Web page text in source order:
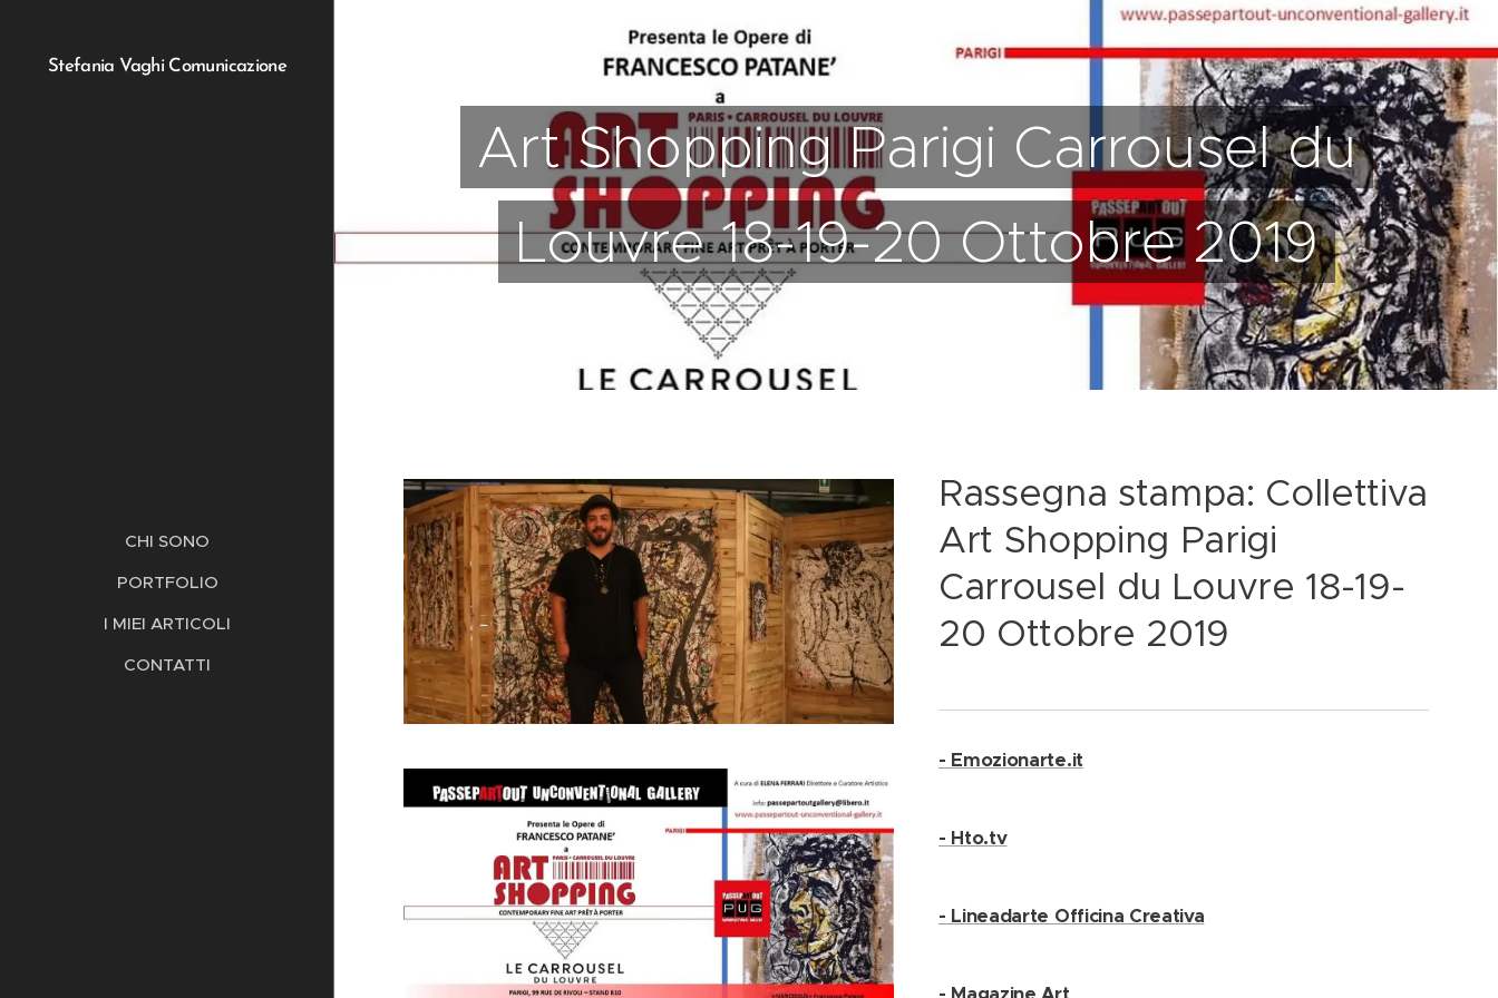
Stefania Vaghi Comunicazione
CHI SONO
PORTFOLIO
I MIEI ARTICOLI
CONTATTI
Art Shopping Parigi Carrousel du
Louvre 18-19-20 Ottobre 2019
Rassegna stampa: Collettiva
Art Shopping Parigi
Carrousel du Louvre 18-19-
20 Ottobre 2019
- Emozionarte.it
- Hto.tv
- Lineadarte Officina Creativa